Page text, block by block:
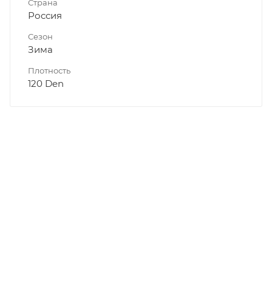
Страна
Россия
Сезон
Зима
Плотность
120 Den